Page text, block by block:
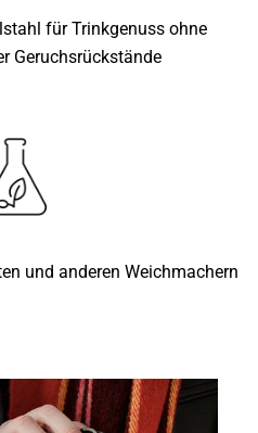
für Trinkgenuss ohne
Geruchsrückstände
und anderen Weichmachern